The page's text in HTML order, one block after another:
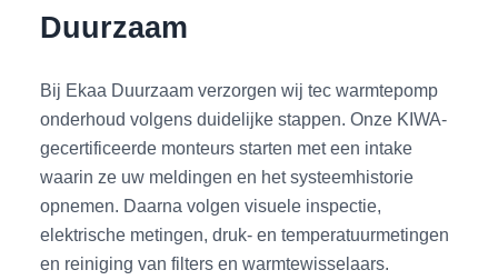
Duurzaam
Bij Ekaa Duurzaam verzorgen wij tec warmtepomp
onderhoud volgens duidelijke stappen. Onze KIWA-
gecertificeerde monteurs starten met een intake
waarin ze uw meldingen en het systeemhistorie
opnemen. Daarna volgen visuele inspectie,
elektrische metingen, druk- en temperatuurmetingen
en reiniging van filters en warmtewisselaars.